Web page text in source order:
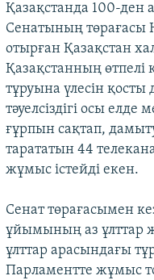
Қазақстанда 100-ден
Сенатының төрағасы
отырған Қазақстан
Қазақстанның өтпелі
тұруына үлесін
тәуелсіздігі осы елде
ғұрпын сақтап,
тарататын 44
жұмыс істейді екен.
Сенат төрағасымен
ұйымының аз ұлттар
ұлттар арасындағы
Парламентте жұмыс